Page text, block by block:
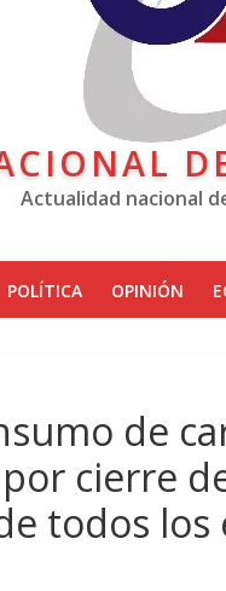
Actualidad nacional
POLÍTICA OPINIÓN
de
cierre
todos